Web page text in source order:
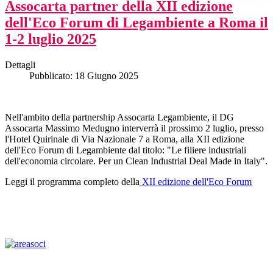
Assocarta partner della XII edizione
dell'Eco Forum di Legambiente a Roma il
1-2 luglio 2025
Dettagli
Pubblicato: 18 Giugno 2025
Nell'ambito della partnership Assocarta Legambiente, il DG
Assocarta Massimo Medugno interverrà il prossimo 2 luglio, presso
l'Hotel Quirinale di Via Nazionale 7 a Roma, alla XII edizione
dell'Eco Forum di Legambiente dal titolo: "Le filiere industriali
dell'economia circolare. Per un Clean Industrial Deal Made in Italy".
Leggi il programma completo della XII edizione dell'Eco Forum